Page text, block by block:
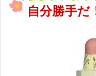
自分勝手だ